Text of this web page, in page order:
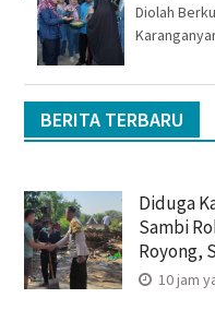
Diolah
BERITA TERBARU
Diduga
Sambi
Royong,
10 jam